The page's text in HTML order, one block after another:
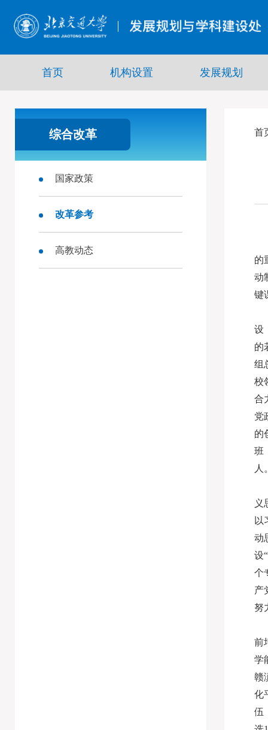
首页 机构设置 发展规划
综合改革
国家政策
改革参考
高教动态
首
的
动
键
设
的
组
校
合
党
的
班
人
义
以
动
设
个
产
努
前
学
赣
化
伍